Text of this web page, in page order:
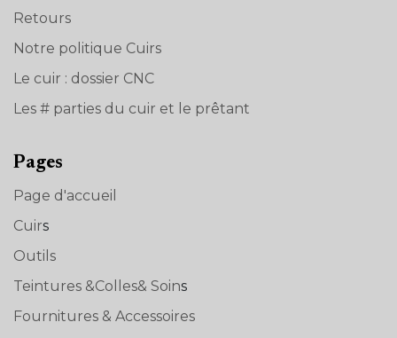
Retours
Notre politique Cuirs
Le cuir : dossier CNC
Les # parties du cuir et le prêtant
Pages
Page d'accueil
Cuirs
Outils
Teintures &Colles& Soins
Fournitures & Accessoires